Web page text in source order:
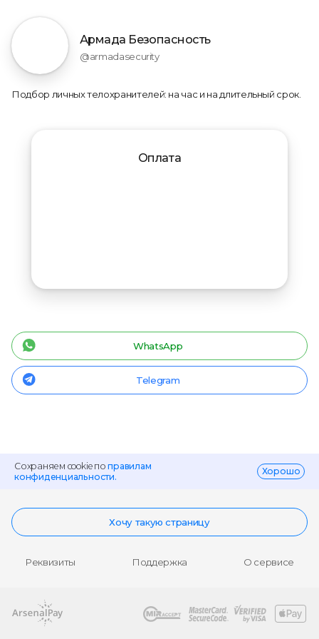
Армада Безопасность
@armadasecurity
Подбор личных телохранителей: на час и на длительный срок.
Оплата
WhatsApp
Telegram
Сохраняем cookie поправилам
конфиденциальности.
Хорошо
Хочу такую страницу
Реквизиты Поддержка О сервисе